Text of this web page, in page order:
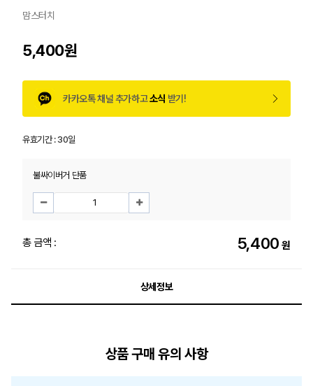
맘스터치
5,400원
카카오톡 채널 추가하고소식 받기!
유효기간 :30일
불싸이버거 단품
총 금액 : 5,400 원
상세정보
상품 구매 유의 사항